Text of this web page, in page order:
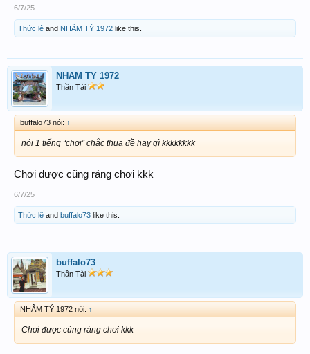
6/7/25
Thức lê and NHÂM TÝ 1972 like this.
NHÂM TÝ 1972
Thần Tài
buffalo73 nói: ↑
nói 1 tiếng “chơi” chắc thua đề hay gì kkkkkkkk
Chơi được cũng ráng chơi kkk
6/7/25
Thức lê and buffalo73 like this.
buffalo73
Thần Tài
NHÂM TÝ 1972 nói: ↑
Chơi được cũng ráng chơi kkk